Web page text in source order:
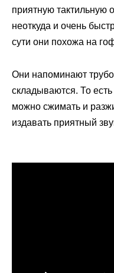
приятную тактильную
неоткуда и очень
сути они похожа на
Они напоминают
складываются. То
можно сжимать и
издавать приятный